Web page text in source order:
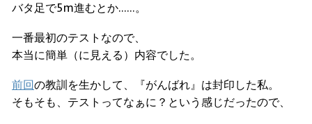
バタ足で5m進むとか……。
一番最初のテストなので、
本当に簡単（に見える）内容でした。
前回の教訓を生かして、『がんばれ』は封印した私。
そもそも、テストってなぁに？という感じだったので、